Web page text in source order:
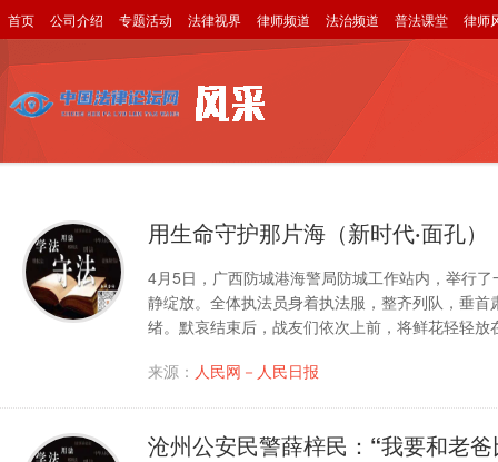
首页 公司介绍 专题活动 法律视界 律师频道 法治频道 普法课堂 律师
用生命守护那片海（新时代·面孔）
4月5日，广西防城港海警局防城工作站内，举行
静绽放。全体执法员身着执法服，整齐列队，垂
绪。默哀结束后，战友们依次上前，将鲜花轻轻放
来源： 人民网－人民日报
沧州公安民警薛梓民：“我要和老